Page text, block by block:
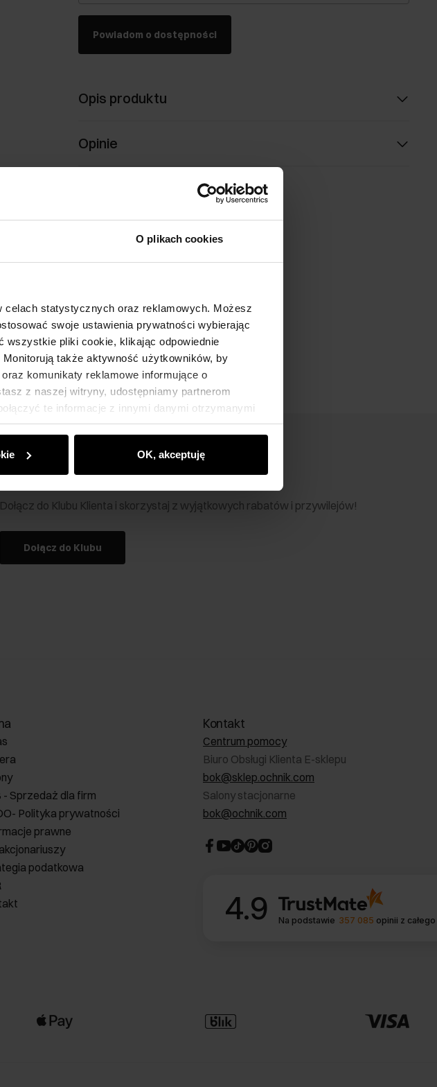
O plikach cookies
celach statystycznych oraz reklamowych. Możesz
swoje ustawienia prywatności wybierając
wszystkie pliki cookie, klikając odpowiednie
także aktywność użytkowników, by
komunikaty reklamowe informujące o
z naszej witryny, udostępniamy partnerom
te informacje z innymi danymi otrzymanymi
OK, akceptuję
Powiadom o dostępności
Opis produktu
Opinie
Klub Klienta Ochnik
Dołącz do Klubu Klienta i skorzystaj z wyjątkowych rabatów i przywilejów!
Dołącz do Klubu
- Sprzedaż dla firm
Polityka prywatności
prawne
podatkowa
Kontakt
Centrum pomocy
Biuro Obsługi Klienta E-sklepu
bok@sklep.ochnik.com
Salony stacjonarne
bok@ochnik.com
4.9 Na podstawie 357 085 opinii z